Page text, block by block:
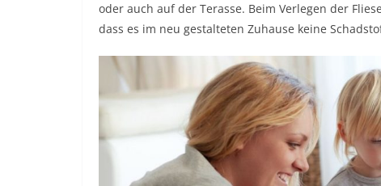
oder auch auf der Terasse. Beim Verlegen der
dass es im neu gestalteten Zuhause keine